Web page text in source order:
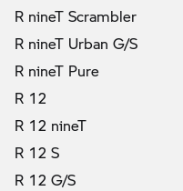
R nineT Scrambler
R nineT Urban G/S
R nineT Pure
R 12
R 12 nineT
R 12 S
R 12 G/S